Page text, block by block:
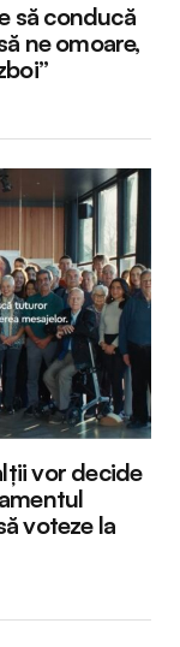
să conducă
ne omoare,
vor decide
voteze la